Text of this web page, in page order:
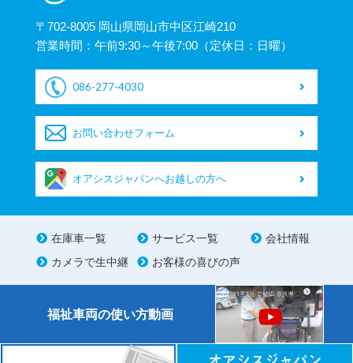
〒702-8005 岡山県岡山市中区江崎210
営業時間：午前9:30～午後7:00（定休日：日曜）
086-277-4030
お問い合わせフォーム
オアシスジャパンへお越しの方へ
在庫車一覧 サービス一覧
会社情報
カメラで生中継
お客様の喜びの声
福祉車両の使い方動画